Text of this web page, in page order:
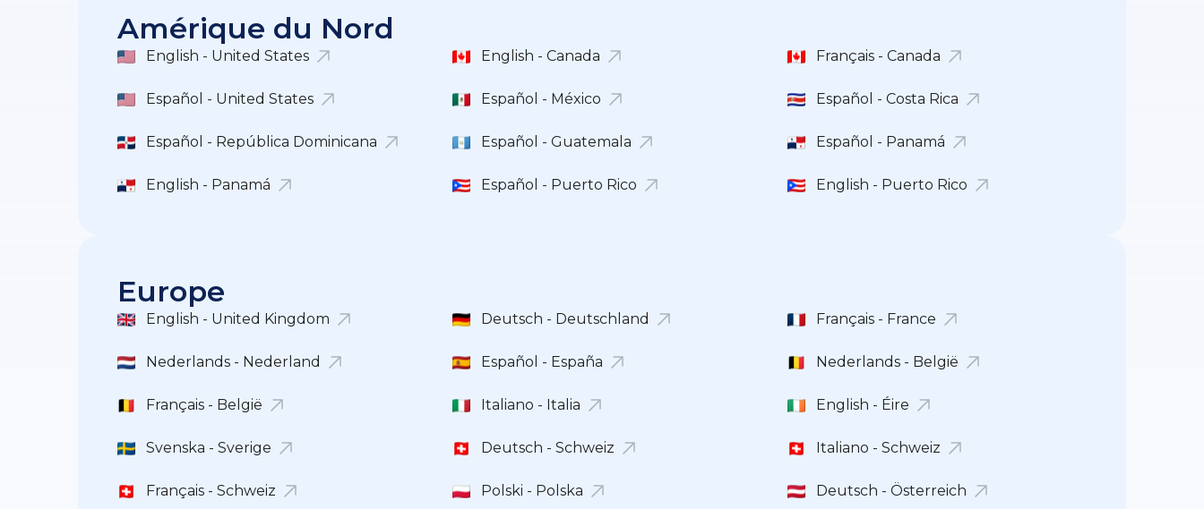
Amérique du Nord
English - United States English - Canada Français - Canada
Español - United States Español - México Español - Costa Rica
Español - República Dominicana Español - Guatemala Español - Panamá
English - Panamá Español - Puerto Rico English - Puerto Rico
Europe
English - United Kingdom Deutsch - Deutschland Français - France
Nederlands - Nederland Español - España Nederlands - België
Français - België Italiano - Italia English - Éire
Svenska - Sverige Deutsch - Schweiz Italiano - Schweiz
Français - Schweiz Polski - Polska Deutsch - Österreich